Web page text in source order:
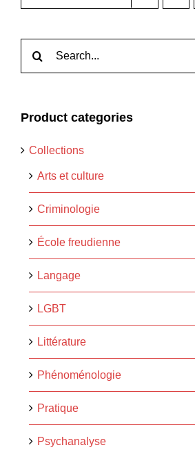
Product categories
Collections
Arts et culture
Criminologie
École freudienne
Langage
LGBT
Littérature
Phénoménologie
Pratique
Psychanalyse